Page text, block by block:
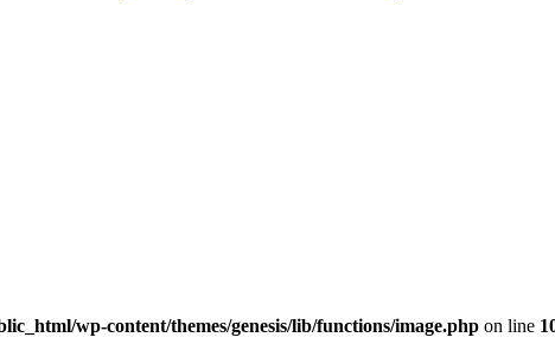
wp-content/themes/genesis/lib/functions/image.php on line